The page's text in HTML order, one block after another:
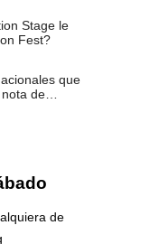
Stage le
Fest?
que
nota de…
de